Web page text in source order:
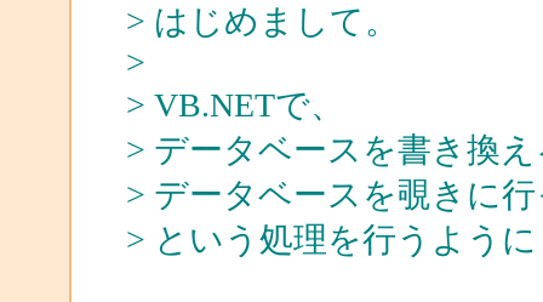
> はじめまして。
>
> VB.NETで、
> データベースを書き換
> データベースを覗きに
> という処理を行うよう